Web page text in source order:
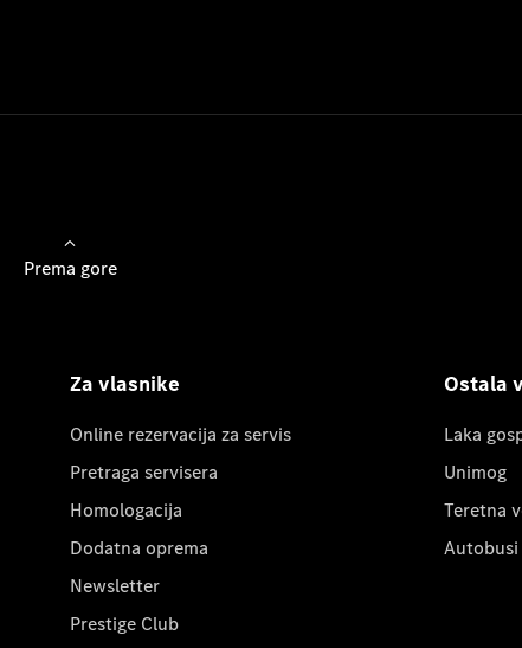
Prema gore
Za vlasnike
Online rezervacija za servis
Pretraga servisera
Homologacija
Dodatna oprema
Newsletter
Prestige Club
Ostala
Laka
Unimog
Teretna
Autobusi